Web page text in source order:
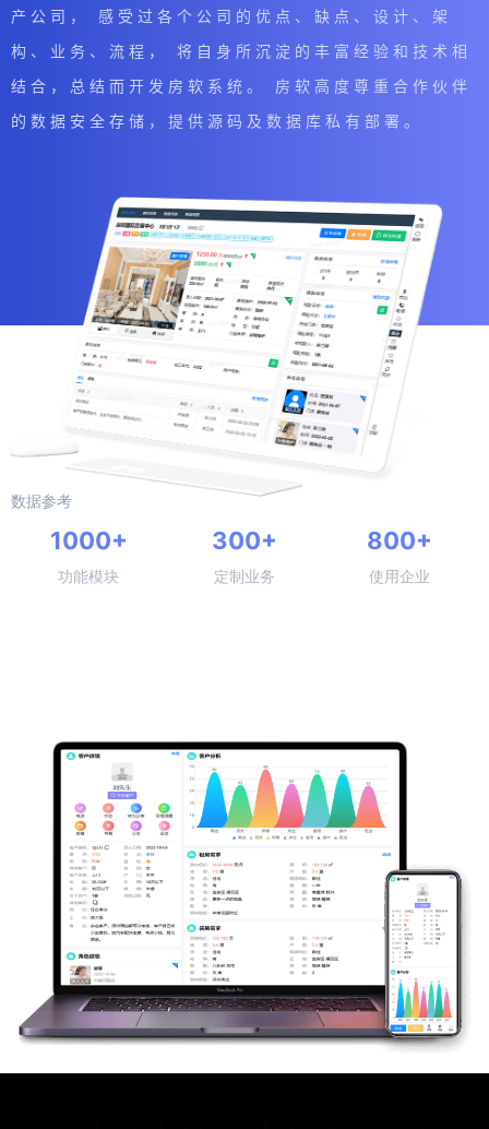
产公司， 感受过各个公司的优点、缺点、设计、架
构、业务、流程， 将自身所沉淀的丰富经验和技术相
结合，总结而开发房软系统。 房软高度尊重合作伙伴
的数据安全存储，提供源码及数据库私有部署。
数据参考
1000+
功能模块
300+
定制业务
800+
使用企业